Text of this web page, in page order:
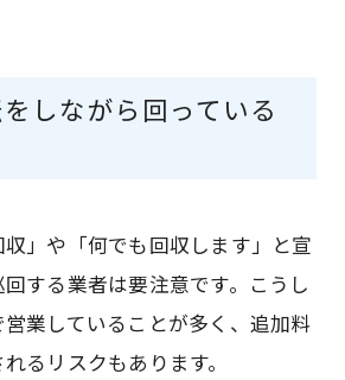
しながら回っている
」や「何でも回収します」と宣
する業者は要注意です。こうし
業していることが多く、追加料
るリスクもあります。